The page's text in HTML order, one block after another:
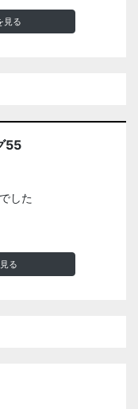
見る
55
した
る